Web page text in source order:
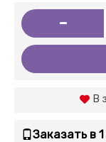
-
В
Заказать в